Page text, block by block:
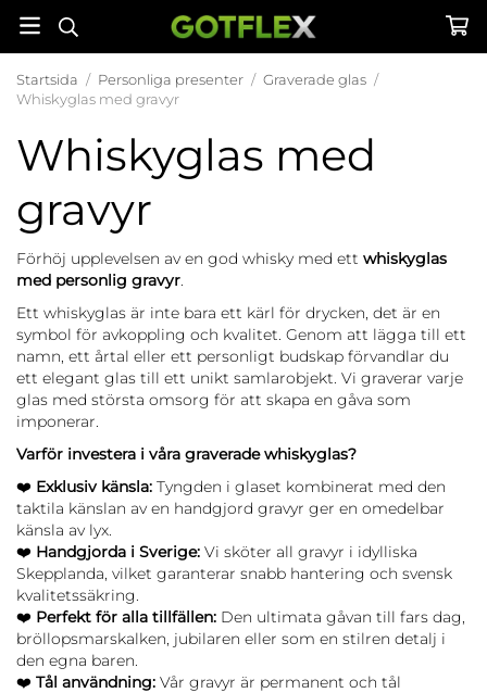
Startsida / Personliga presenter / Graverade glas /
Whiskyglas med gravyr
Whiskyglas med
gravyr
Förhöj upplevelsen av en god whisky med ett whiskyglas
med personlig gravyr.
Ett whiskyglas är inte bara ett kärl för drycken, det är en
symbol för avkoppling och kvalitet. Genom att lägga till ett
namn, ett årtal eller ett personligt budskap förvandlar du
ett elegant glas till ett unikt samlarobjekt. Vi graverar varje
glas med största omsorg för att skapa en gåva som
imponerar.
Varför investera i våra graverade whiskyglas?
❤️ Exklusiv känsla: Tyngden i glaset kombinerat med den
taktila känslan av en handgjord gravyr ger en omedelbar
känsla av lyx.
❤️ Handgjorda i Sverige: Vi sköter all gravyr i idylliska
Skepplanda, vilket garanterar snabb hantering och svensk
kvalitetssäkring.
❤️ Perfekt för alla tillfällen: Den ultimata gåvan till fars dag,
bröllopsmarskalken, jubilaren eller som en stilren detalj i
den egna baren.
❤️ Tål användning: Vår gravyr är permanent och tål